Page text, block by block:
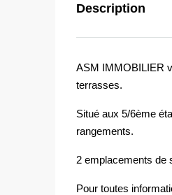
Description
ASM IMMOBILIER
terrasses.
Situé aux 5/6ème
rangements.
2 emplacements de
Pour toutes